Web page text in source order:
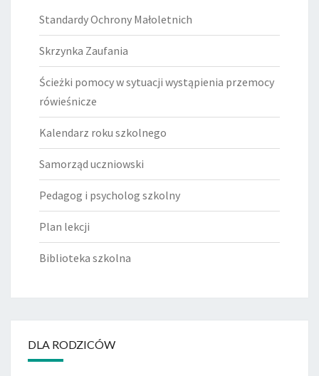
Standardy Ochrony Małoletnich
Skrzynka Zaufania
Ścieżki pomocy w sytuacji wystąpienia przemocy
rówieśnicze
Kalendarz roku szkolnego
Samorząd uczniowski
Pedagog i psycholog szkolny
Plan lekcji
Biblioteka szkolna
DLA RODZICÓW